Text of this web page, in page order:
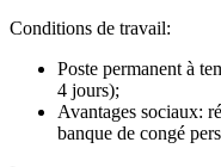
Conditions de travail:
Poste permanent à
4 jours);
Avantages sociaux:
banque de congé